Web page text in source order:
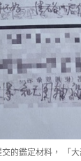
的鑑定材料， 「